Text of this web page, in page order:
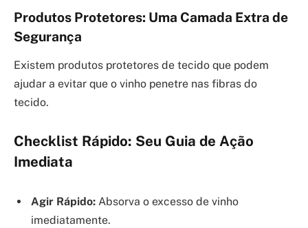
Produtos Protetores: Uma Camada Extra de
Segurança
Existem produtos protetores de tecido que podem
ajudar a evitar que o vinho penetre nas fibras do
tecido.
Checklist Rápido: Seu Guia de Ação
Imediata
Agir Rápido: Absorva o excesso de vinho
imediatamente.